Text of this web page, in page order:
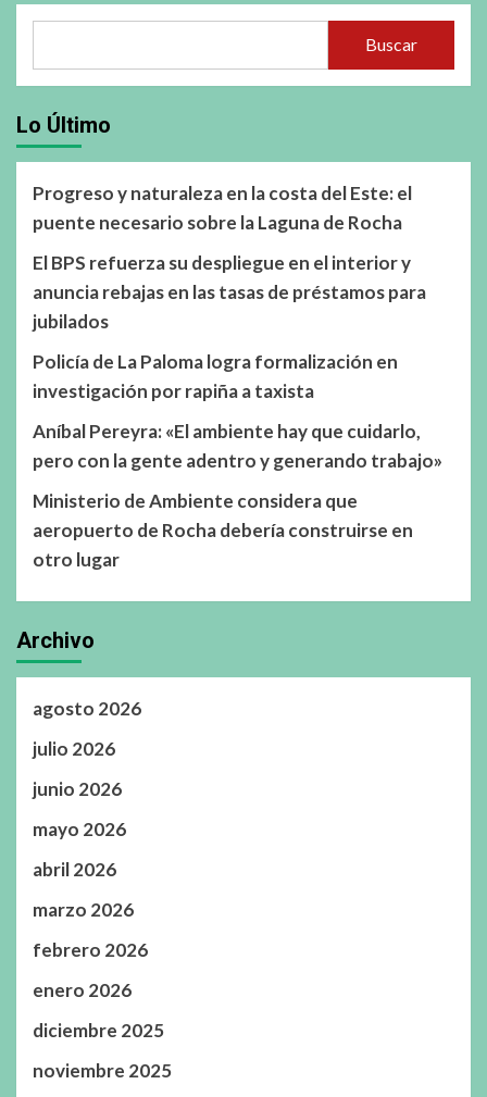
Buscar
Lo Último
Progreso y naturaleza en la costa del Este: el
puente necesario sobre la Laguna de Rocha
El BPS refuerza su despliegue en el interior y
anuncia rebajas en las tasas de préstamos para
jubilados
Policía de La Paloma logra formalización en
investigación por rapiña a taxista
Aníbal Pereyra: «El ambiente hay que cuidarlo,
pero con la gente adentro y generando trabajo»
Ministerio de Ambiente considera que
aeropuerto de Rocha debería construirse en
otro lugar
Archivo
agosto 2026
julio 2026
junio 2026
mayo 2026
abril 2026
marzo 2026
febrero 2026
enero 2026
diciembre 2025
noviembre 2025